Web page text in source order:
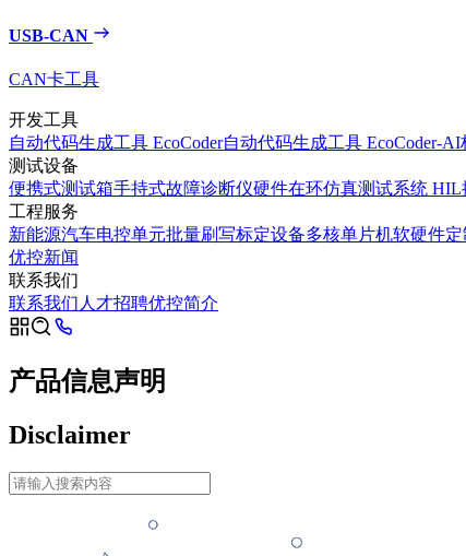
USB-CAN
CAN卡工具
开发工具
自动代码生成工具 EcoCoder自动代码生成工具 EcoCoder-AI
测试设备
便携式测试箱手持式故障诊断仪硬件在环仿真测试系统 HIL
工程服务
新能源汽车电控单元批量刷写标定设备多核单片机软硬件
优控新闻
联系我们
联系我们 人才招聘优控简介
产品信息声明
Disclaimer